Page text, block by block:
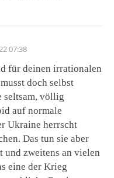
07:38
für deinen irrationalen
doch selbst
seltsam, völlig
auf normale
Ukraine herrscht
Das tun sie aber
und zweitens an vielen
eine der Krieg